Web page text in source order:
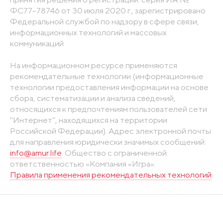
ФС77-78746 от 30 июля 2020 г., зарегистрировано
Федеральной службой по надзору в сфере связи,
информационных технологий и массовых
коммуникаций
На информационном ресурсе применяются
рекомендательные технологии (информационные
технологии предоставления информации на основе
сбора, систематизации и анализа сведений,
относящихся к предпочтениям пользователей сети
"Интернет", находящихся на территории
Российской Федерации). Адрес электронной почты
для направления юридически значимых сообщений:
info@amur.life. Общество с ограниченной
ответственностью «Компания «Игра».
Правила применения рекомендательных технологий